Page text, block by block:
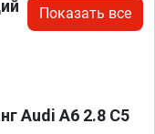
Показать все
Audi A6 2.8 C5